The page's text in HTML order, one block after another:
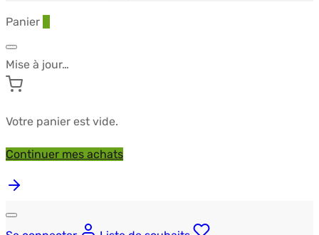
Panier
Mise à jour…
Votre panier est vide.
Continuer mes achats